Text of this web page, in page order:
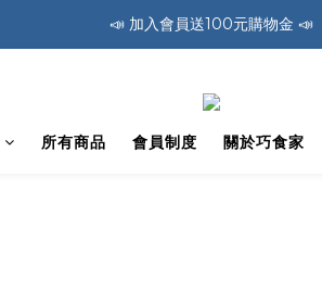
🚛 全館消費滿1200免運費 🚛
📣 加入會員送100元購物金 📣
所有商品 會員制度 關於巧食家